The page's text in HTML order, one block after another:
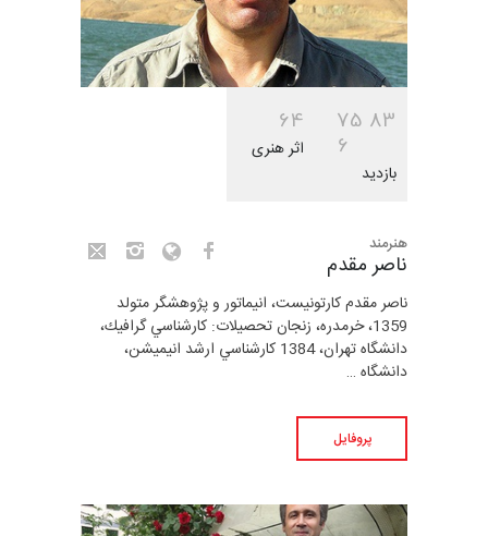
75 83
6
بازدید
64
اثر هنری
هنرمند
ناصر مقدم
ناصر مقدم كارتونيست، انيماتور و پژوهشگر متولد
1359، خرم­دره، زنجان تحصيلات: كارشناسي گرافيك،
دانشگاه تهران، 1384 كارشناسي ارشد انيميشن،
دانشگاه …
پروفایل